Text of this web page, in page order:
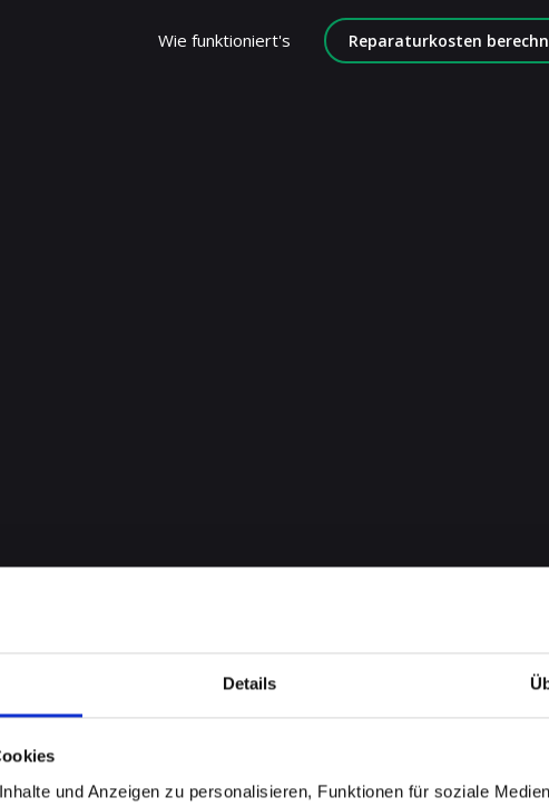
Details
und Anzeigen zu personalisieren, Funktionen für soziale
Wie funktioniert's Reparaturkosten